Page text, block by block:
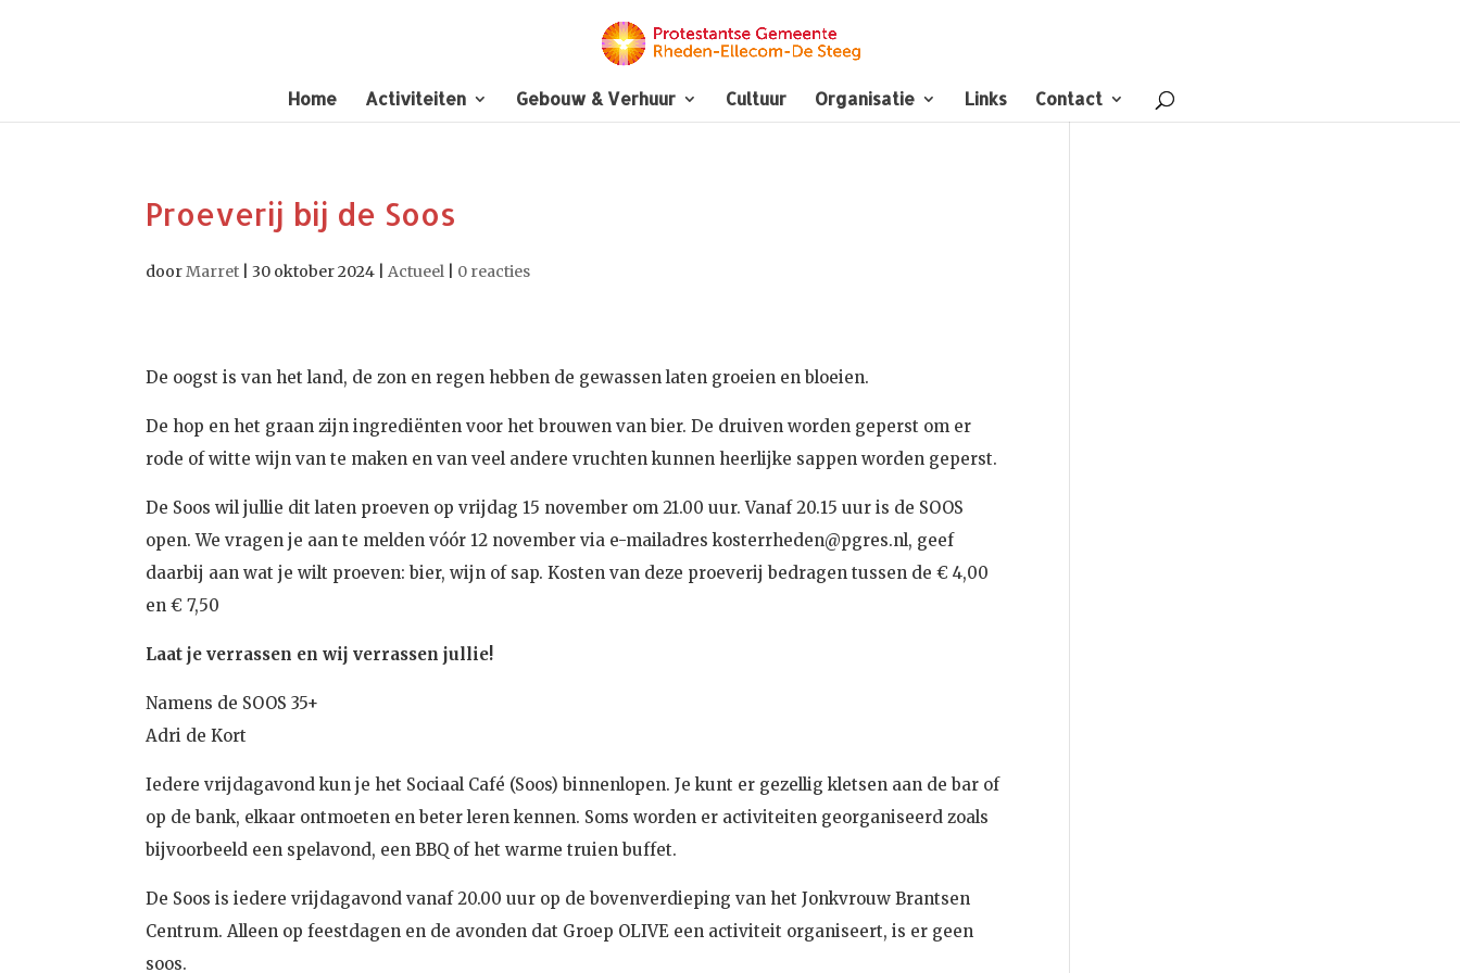
Home Activiteiten Gebouw & Verhuur Cultuur Organisatie Links Contact
Proeverij bij de Soos
doorMarret |30 oktober 2024 |Actueel 0 reacties
De oogst is van het land, de zon en regen hebben de gewassen laten groeien en bloeien.
De hop en het graan zijn ingrediënten voor het brouwen van bier. De druiven worden geperst om er
rode of witte wijn van te maken en van veel andere vruchten kunnen heerlijke sappen worden geperst.
De Soos wil jullie dit laten proeven op vrijdag 15 november om 21.00 uur. Vanaf 20.15 uur is de SOOS
open. We vragen je aan te melden vóór 12 november via e-mailadres kosterrheden@pgres.nl, geef
daarbij aan wat je wilt proeven: bier, wijn of sap. Kosten van deze proeverij bedragen tussen de € 4,00
en € 7,50
Laat je verrassen en wij verrassen jullie!
Namens de SOOS 35+
Adri de Kort
Iedere vrijdagavond kun je het Sociaal Café (Soos) binnenlopen. Je kunt er gezellig kletsen aan de bar of
op de bank, elkaar ontmoeten en beter leren kennen. Soms worden er activiteiten georganiseerd zoals
bijvoorbeeld een spelavond, een BBQ of het warme truien buffet.
De Soos is iedere vrijdagavond vanaf 20.00 uur op de bovenverdieping van het Jonkvrouw Brantsen
Centrum. Alleen op feestdagen en de avonden dat Groep OLIVE een activiteit organiseert, is er geen
soos.